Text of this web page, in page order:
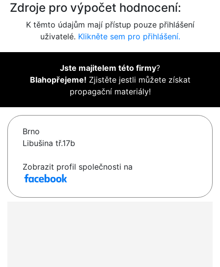
Zdroje pro výpočet hodnocení:
K těmto údajům mají přístup pouze přihlášení
uživatelé. Klikněte sem pro přihlášení.
Jste majitelem této firmy?
Blahopřejeme! Zjistěte jestli můžete získat
propagační materiály!
Brno
Libušina tř.17b
Zobrazit profil společnosti na